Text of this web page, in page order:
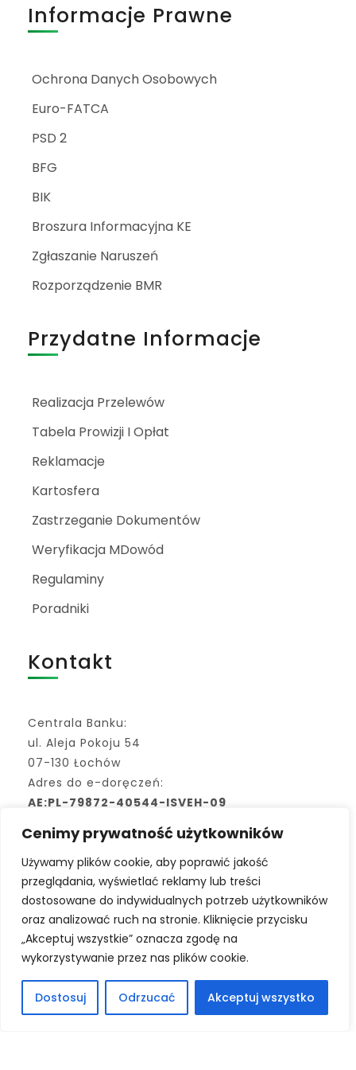
Cenimy prywatność użytkowników
Używamy plików cookie, aby poprawić jakość
przeglądania, wyświetlać reklamy lub treści
dostosowane do indywidualnych potrzeb użytkowników
oraz analizować ruch na stronie. Kliknięcie przycisku
„Akceptuj wszystkie” oznacza zgodę na
wykorzystywanie przez nas plików cookie.
Dostosuj Odrzucać Akceptuj wszystko
Informacje Prawne
Ochrona Danych Osobowych
Euro-FATCA
PSD 2
BFG
BIK
Broszura Informacyjna KE
Zgłaszanie Naruszeń
Rozporządzenie BMR
Przydatne Informacje
Realizacja Przelewów
Tabela Prowizji I Opłat
Reklamacje
Kartosfera
Zastrzeganie Dokumentów
Weryfikacja MDowód
Regulaminy
Poradniki
Kontakt
Centrala Banku:
ul. Aleja Pokoju 54
07-130 Łochów
Adres do e-doręczeń:
AE:PL-79872-40544-ISVEH-09
bank@bslochow.pl
+48 25 675-13-65
Kod BIC/SWIFT: POLUPLPR